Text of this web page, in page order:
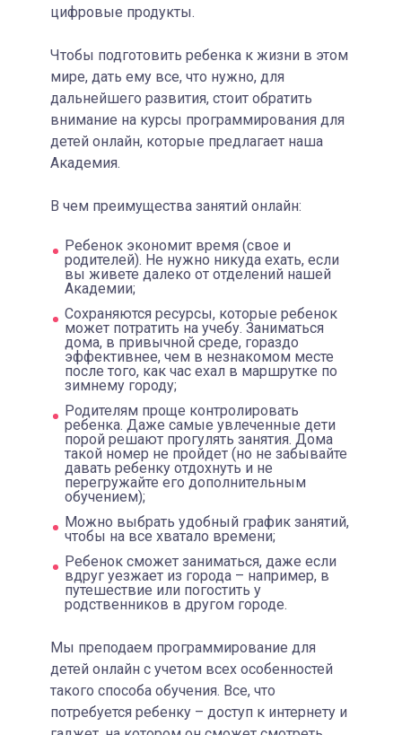
цифровые продукты.
Чтобы подготовить ребенка к жизни в этом
мире, дать ему все, что нужно, для
дальнейшего развития, стоит обратить
внимание на курсы программирования для
детей онлайн, которые предлагает наша
Академия.
В чем преимущества занятий онлайн:
Ребенок экономит время (свое и
родителей). Не нужно никуда ехать, если
вы живете далеко от отделений нашей
Академии;
Сохраняются ресурсы, которые ребенок
может потратить на учебу. Заниматься
дома, в привычной среде, гораздо
эффективнее, чем в незнакомом месте
после того, как час ехал в маршрутке по
зимнему городу;
Родителям проще контролировать
ребенка. Даже самые увлеченные дети
порой решают прогулять занятия. Дома
такой номер не пройдет (но не забывайте
давать ребенку отдохнуть и не
перегружайте его дополнительным
обучением);
Можно выбрать удобный график занятий,
чтобы на все хватало времени;
Ребенок сможет заниматься, даже если
вдруг уезжает из города – например, в
путешествие или погостить у
родственников в другом городе.
Мы преподаем программирование для
детей онлайн с учетом всех особенностей
такого способа обучения. Все, что
потребуется ребенку – доступ к интернету и